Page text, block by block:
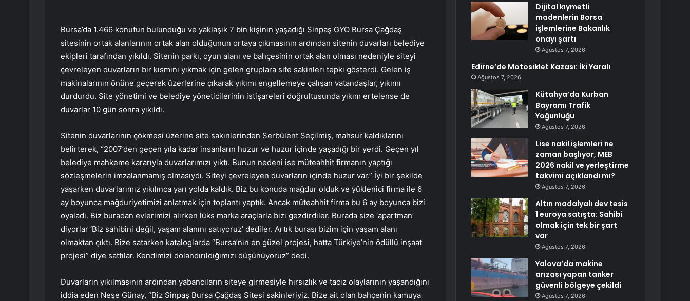
Bursa’da 1.466 konutun bulunduğu ve yaklaşık 7 bin kişinin yaşadığı Sinpaş GYO Bursa Çağdaş
sitesinin ortak alanlarının ortak alan olduğunun ortaya çıkmasının ardından sitenin duvarları belediye
ekipleri tarafından yıkıldı. Sitenin parkı, oyun alanı ve bahçesinin ortak alan olması nedeniyle siteyi
çevreleyen duvarların bir kısmını yıkmak için gelen gruplara site sakinleri tepki gösterdi. Gelen iş
makinalarının önüne geçerek üzerlerine çıkarak yıkımı engellemeye çalışan vatandaşlar, yıkımı
durdurdu. Site yönetimi ve belediye yöneticilerinin istişareleri doğrultusunda yıkım ertelense de
duvarlar 10 gün sonra yıkıldı.
Sitenin duvarlarının çökmesi üzerine site sakinlerinden Serbülent Seçilmiş, mahsur kaldıklarını
belirterek, “2007’den geçen yıla kadar insanların huzur ve huzur içinde yaşadığı bir yerdi. Geçen yıl
belediye mahkeme kararıyla duvarlarımızı yıktı. Bunun nedeni ise müteahhit firmanın yaptığı
sözleşmelerin imzalanmamış olmasıydı. Siteyi çevreleyen duvarların içinde huzur var.” İyi bir şekilde
yaşarken duvarlarımız yıkılınca yarı yolda kaldık. Biz bu konuda mağdur olduk ve yüklenici firma ile 6
ay boyunca mağduriyetimizi anlatmak için toplantı yaptık. Ancak müteahhit firma bu 6 ay boyunca bizi
oyaladı. Biz buradan evlerimizi alırken lüks marka araçlarla bizi gezdirdiler. Burada size ‘apartman’
diyorlar ‘Biz sahibini değil, yaşam alanını satıyoruz’ dediler. Artık burası bizim için yaşam alanı
olmaktan çıktı. Bize satarken kataloglarda “Bursa’nın en güzel projesi, hatta Türkiye’nin ödüllü inşaat
projesi” diye sattılar. Kendimizi dolandırıldığımızı düşünüyoruz” dedi.
Duvarların yıkılmasının ardından yabancıların siteye girmesiyle hırsızlık ve taciz olaylarının yaşandığını
iddia eden Neşe Günay, “Biz Sinpaş Bursa Çağdaş Sitesi sakinleriyiz. Bize ait olan bahçenin kamuya
Dijital kıymetli
madenlerin Borsa
işlemlerine Bakanlık
onayı şartı
Ağustos 7, 2026
Edirne’de Motosiklet Kazası: İki Yaralı
Ağustos 7, 2026
Kütahya’da Kurban
Bayramı Trafik
Yoğunluğu
Ağustos 7, 2026
Lise nakil işlemleri ne
zaman başlıyor, MEB
2026 nakil ve yerleştirme
takvimi açıklandı mı?
Ağustos 7, 2026
Altın madalyalı dev tesis
1 euroya satışta: Sahibi
olmak için tek bir şart
var
Ağustos 7, 2026
Yalova’da makine
arızası yapan tanker
güvenli bölgeye çekildi
Ağustos 7, 2026